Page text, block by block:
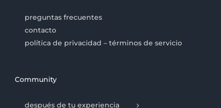
preguntas frecuentes
contacto
política de privacidad – términos de servicio
Community
después de tu experiencia